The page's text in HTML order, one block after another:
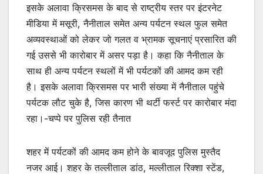
इसके अलावा क्रिसमस के बाद से राष्ट्रीय स्तर पर इंटरनेट
मीडिया में मसूरी, नैनीताल समेत अन्य पर्यटन स्थल फुल समेत
अव्यवस्थाओं को लेकर जो गलत व भ्रामक सूचनाएं प्रसारित की
गई उससे भी कारोबार में असर पड़ा है। कहा कि नैनीताल के
साथ ही अन्य पर्यटन स्थलों में भी पर्यटकों की आमद कम रही
है। इसके अलावा क्रिसमस पर भारी संख्या में नैनीताल पहुंचे
पर्यटक लौट चुके है, जिस कारण भी थर्टी फर्स्ट पर कारोबार मंदा
रहा।-चप्पे पर पुलिस रही तैनात
शहर में पर्यटकों की आमद कम होने के बावजूद पुलिस मुस्तैद
नजर आई। शहर के तल्लीताल डांठ, मल्लीताल रिक्शा स्टेंड,